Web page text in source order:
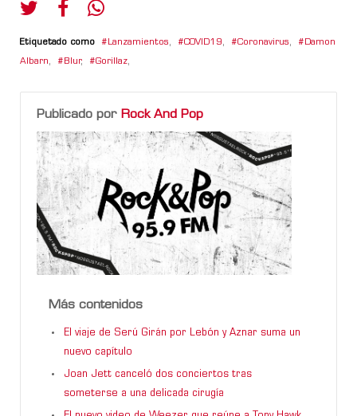
Etiquetado como Lanzamientos, COVID19, Coronavirus, Damon
Albarn, Blur, Gorillaz,
Publicado por Rock And Pop
Más contenidos
El viaje de Serú Girán por Lebón y Aznar suma un
nuevo capítulo
Joan Jett canceló dos conciertos tras
someterse a una delicada cirugía